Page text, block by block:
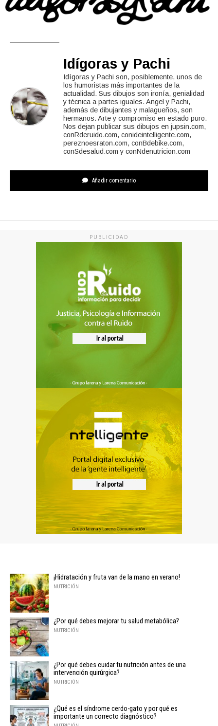
Idígoras y Pachi
Idígoras y Pachi son, posiblemente, unos de
los humoristas más importantes de la
actualidad. Sus dibujos son ironía, genialidad
y técnica a partes iguales. Angel y Pachi,
además de dibujantes y malagueños, son
hermanos. Arte y compromiso en estado puro.
Nos dejan publicar sus dibujos en jupsin.com,
conRderuido.com, conideintelligente.com,
pereznoesraton.com, conBdebike.com,
conSdesalud.com y conNdenutricion.com
Añadir comentario
PUBLICIDAD
¡Hidratación y fruta van de la mano en verano!
NUTRICIÓN
¿Por qué debes mejorar tu salud metabólica?
NUTRICIÓN
¿Por qué debes cuidar tu nutrición antes de una
intervención quirúrgica?
NUTRICIÓN
¿Qué es el síndrome cerdo-gato y por qué es
importante un correcto diagnóstico?